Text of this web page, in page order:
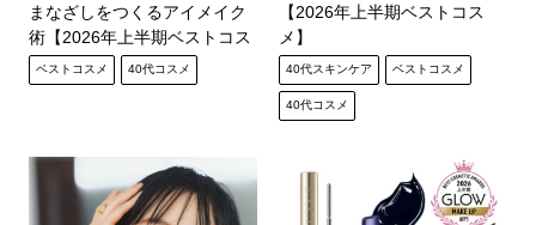
まなざしをつくるアイメイク
術【2026年上半期ベストコス
メ】
ベストコスメ 40代コスメ
【2026年上半期ベストコス
メ】
40代スキンケア ベストコスメ
40代コスメ